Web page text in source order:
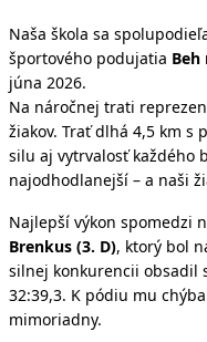
Naša škola sa
športového podujatia Beh
júna 2026.
Na náročnej trati
žiakov. Trať dlhá 4,5 km s
silu aj vytrvalosť každého
najodhodlanejší – a naši
Najlepší výkon spomedzi
Brenkus (3. D), ktorý bol
silnej konkurencii obsadil
32:39,3. K pódiu mu
mimoriadny.